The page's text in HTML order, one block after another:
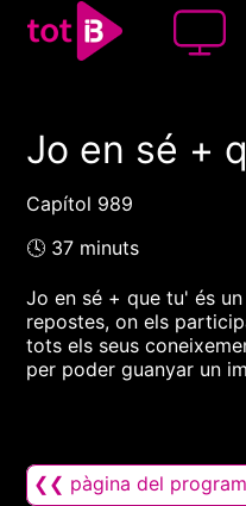
00:00 00:00
Jo en sé +
Capítol 989
🕓 37 minuts
Jo en sé + que tu' és
repostes, on els
tots els seus
per poder guanyar un
❮❮ pàgina del